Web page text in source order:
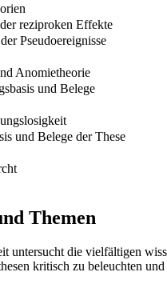
reziproken Effekte
Pseudoereignisse
Anomietheorie
und Belege
und Belege der These
Themen
untersucht die vielfältigen
kritisch zu beleuchten